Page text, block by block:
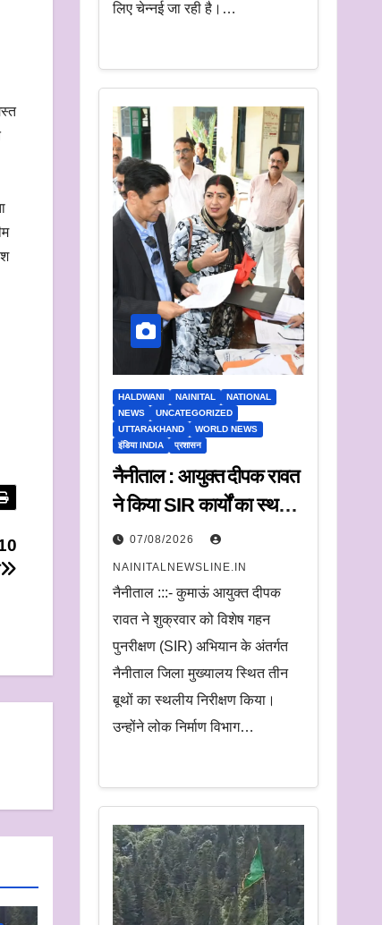
लिए चेन्नई जा रही है।…
HALDWANI NAINITAL
NATIONAL
NEWS
UNCATEGORIZED
UTTARAKHAND
WORLD NEWS
इंडिया INDIA
प्रशासन
नैनीताल : आयुक्त दीपक रावत
ने किया SIR कार्यों का स्थलीय
निरीक्षण.
अधिकारियों को दिए समयबद्ध
निस्तारण और पारदर्शिता के
निर्देश
07/08/2026
NAINITALNEWSLINE.IN
नैनीताल :::- कुमाऊं आयुक्त दीपक
रावत ने शुक्रवार को विशेष गहन
पुनरीक्षण (SIR) अभियान के अंतर्गत
नैनीताल जिला मुख्यालय स्थित तीन
बूथों का स्थलीय निरीक्षण किया।
उन्होंने लोक निर्माण विभाग…